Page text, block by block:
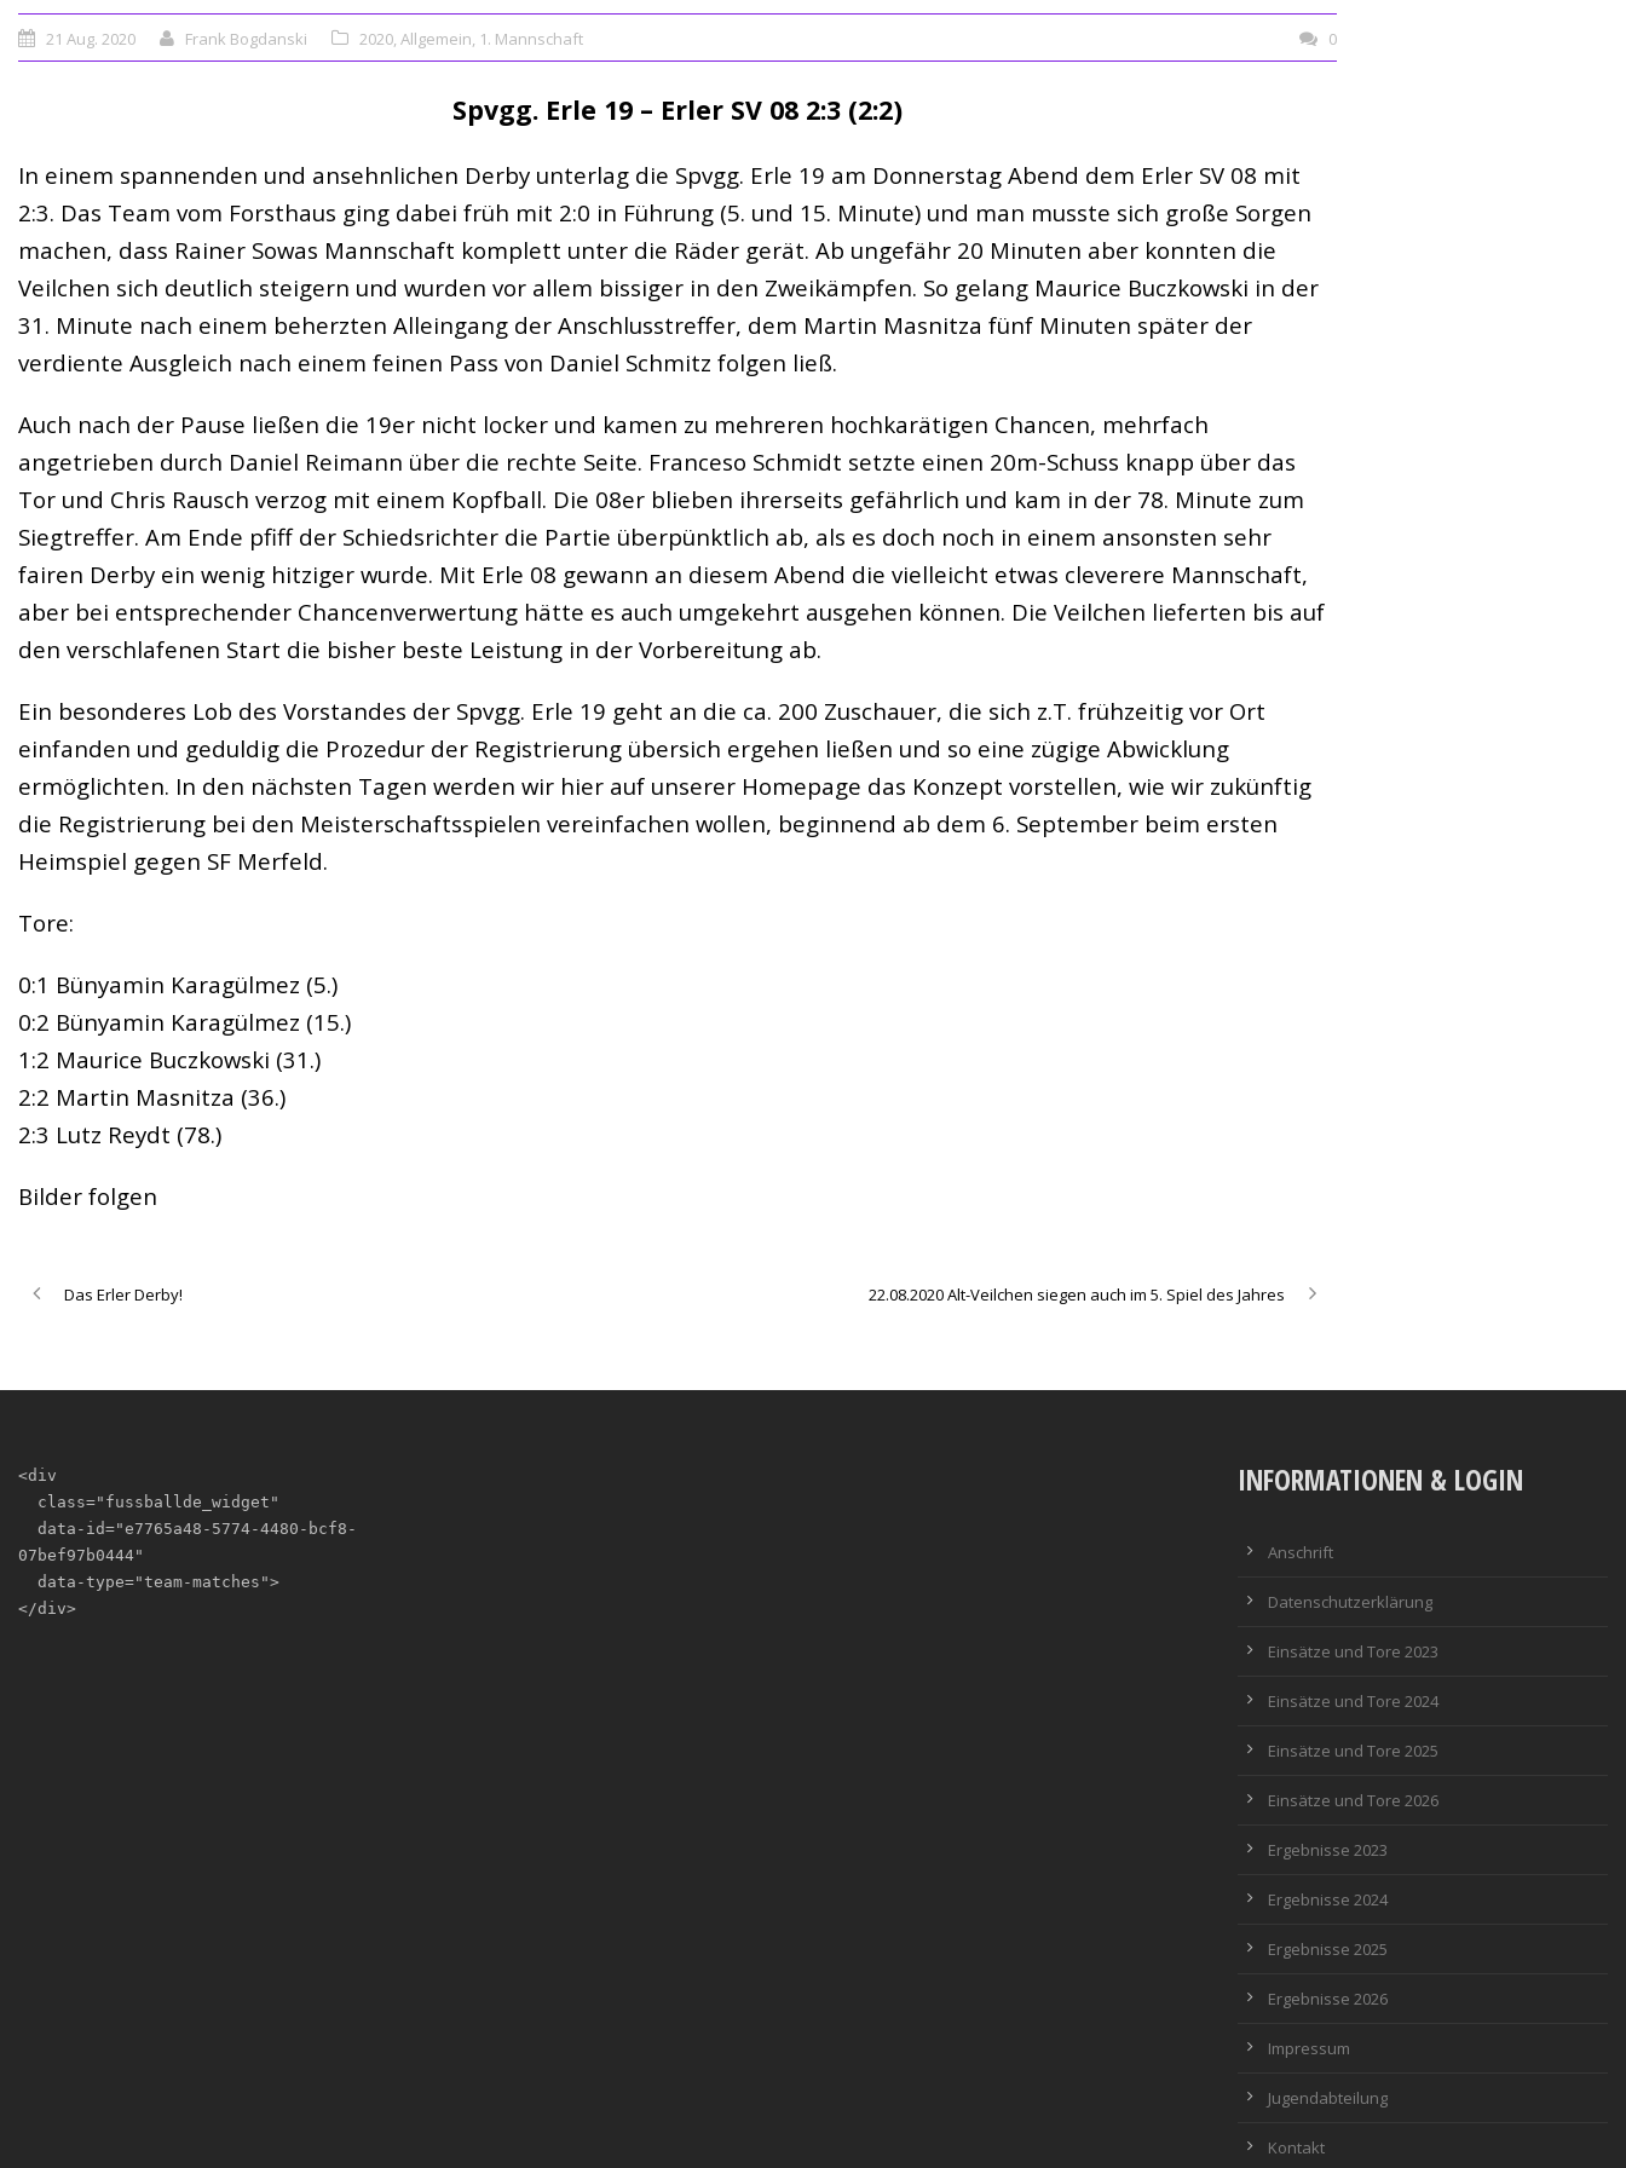
21 Aug. 2020 Frank Bogdanski 2020, Allgemein, 1. Mannschaft 0
Spvgg. Erle 19 – Erler SV 08 2:3 (2:2)
In einem spannenden und ansehnlichen Derby unterlag die Spvgg. Erle 19 am Donnerstag Abend dem Erler SV 08 mit
2:3. Das Team vom Forsthaus ging dabei früh mit 2:0 in Führung (5. und 15. Minute) und man musste sich große Sorgen
machen, dass Rainer Sowas Mannschaft komplett unter die Räder gerät. Ab ungefähr 20 Minuten aber konnten die
Veilchen sich deutlich steigern und wurden vor allem bissiger in den Zweikämpfen. So gelang Maurice Buczkowski in der
31. Minute nach einem beherzten Alleingang der Anschlusstreffer, dem Martin Masnitza fünf Minuten später der
verdiente Ausgleich nach einem feinen Pass von Daniel Schmitz folgen ließ.
Auch nach der Pause ließen die 19er nicht locker und kamen zu mehreren hochkarätigen Chancen, mehrfach
angetrieben durch Daniel Reimann über die rechte Seite. Franceso Schmidt setzte einen 20m-Schuss knapp über das
Tor und Chris Rausch verzog mit einem Kopfball. Die 08er blieben ihrerseits gefährlich und kam in der 78. Minute zum
Siegtreffer. Am Ende pfiff der Schiedsrichter die Partie überpünktlich ab, als es doch noch in einem ansonsten sehr
fairen Derby ein wenig hitziger wurde. Mit Erle 08 gewann an diesem Abend die vielleicht etwas cleverere Mannschaft,
aber bei entsprechender Chancenverwertung hätte es auch umgekehrt ausgehen können. Die Veilchen lieferten bis auf
den verschlafenen Start die bisher beste Leistung in der Vorbereitung ab.
Ein besonderes Lob des Vorstandes der Spvgg. Erle 19 geht an die ca. 200 Zuschauer, die sich z.T. frühzeitig vor Ort
einfanden und geduldig die Prozedur der Registrierung übersich ergehen ließen und so eine zügige Abwicklung
ermöglichten. In den nächsten Tagen werden wir hier auf unserer Homepage das Konzept vorstellen, wie wir zukünftig
die Registrierung bei den Meisterschaftsspielen vereinfachen wollen, beginnend ab dem 6. September beim ersten
Heimspiel gegen SF Merfeld.
Tore:
0:1 Bünyamin Karagülmez (5.)
0:2 Bünyamin Karagülmez (15.)
1:2 Maurice Buczkowski (31.)
2:2 Martin Masnitza (36.)
2:3 Lutz Reydt (78.)
Bilder folgen
Das Erler Derby! 22.08.2020 Alt-Veilchen siegen auch im 5. Spiel des Jahres
<div
07bef97b0444"
</div>
INFORMATIONEN & LOGIN
Anschrift
Datenschutzerklärung
Einsätze und Tore 2023
Einsätze und Tore 2024
Einsätze und Tore 2025
Einsätze und Tore 2026
Ergebnisse 2023
Ergebnisse 2024
Ergebnisse 2025
Ergebnisse 2026
Impressum
Jugendabteilung
Kontakt